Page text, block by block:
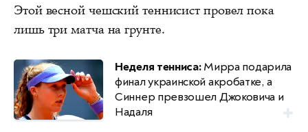
Этой весной чешский теннисист провел пока
лишь три матча на грунте.
Неделя тенниса:Мирра подарила
финал украинской акробатке, а
Синнер превзошел Джоковича и
Надаля